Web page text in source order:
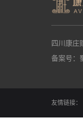
四川康庄
备案号：
友情链接